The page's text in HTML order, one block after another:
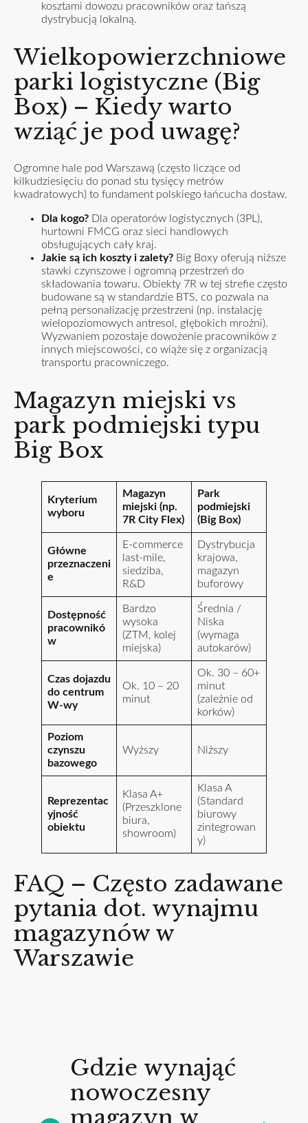
kosztami dowozu pracowników oraz tańszą
dystrybucją lokalną.
Wielkopowierzchniowe
parki logistyczne (Big
Box) – Kiedy warto
wziąć je pod uwagę?
Ogromne hale pod Warszawą (często liczące od
kilkudziesięciu do ponad stu tysięcy metrów
kwadratowych) to fundament polskiego łańcucha dostaw.
Dla kogo? Dla operatorów logistycznych (3PL),
hurtowni FMCG oraz sieci handlowych
obsługujących cały kraj.
Jakie są ich koszty i zalety? Big Boxy oferują niższe
stawki czynszowe i ogromną przestrzeń do
składowania towaru. Obiekty 7R w tej strefie często
budowane są w standardzie BTS, co pozwala na
pełną personalizację przestrzeni (np. instalację
wielopoziomowych antresol, głębokich mroźni).
Wyzwaniem pozostaje dowożenie pracowników z
innych miejscowości, co wiąże się z organizacją
transportu pracowniczego.
Magazyn miejski vs
park podmiejski typu
Big Box
Kryterium
wyboru
Magazyn
miejski (np.
7R City Flex)
Park
podmiejski
(Big Box)
Główne
przeznaczeni
e
E-commerce
last-mile,
siedziba,
R&D
Dystrybucja
krajowa,
magazyn
buforowy
Dostępność
pracownikó
w
Bardzo
wysoka
(ZTM, kolej
miejska)
Średnia /
Niska
(wymaga
autokarów)
Czas dojazdu
do centrum
W-wy
Ok. 10 – 20
minut
Ok. 30 – 60+
minut
(zależnie od
korków)
Poziom
czynszu
bazowego
Wyższy Niższy
Reprezentac
yjność
obiektu
Klasa A+
(Przeszklone
biura,
showroom)
Klasa A
(Standard
biurowy
zintegrowan
y)
FAQ – Często zadawane
pytania dot. wynajmu
magazynów w
Warszawie
Gdzie wynająć
nowoczesny
magazyn w